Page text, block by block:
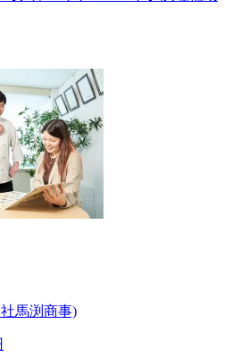
馬渕商事)